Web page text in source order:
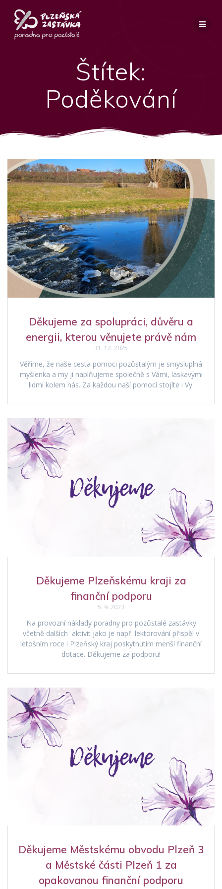
Štítek:
Poděkování
Děkujeme za spolupráci, důvěru a
energii, kterou věnujete právě nám
31. 12. 2025
Věříme, že naše cesta pomoci pozůstalým je smysluplná
myšlenka a my ji naplňujeme společně s Vámi, laskavými
lidmi kolem nás. Za každou naší pomocí stojíte i Vy.
Děkujeme Plzeňskému kraji za
finanční podporu
5. 9. 2023
Na provozní náklady poradny pro pozůstalé zastávky
včetně dalších aktivit jako je např. lektorování přispěl v
letošním roce i Plzeňský kraj poskytnutím menší finanční
dotace. Děkujeme za podporu!
Děkujeme Městskému obvodu Plzeň 3
a Městské části Plzeň 1 za
opakovanou finanční podporu